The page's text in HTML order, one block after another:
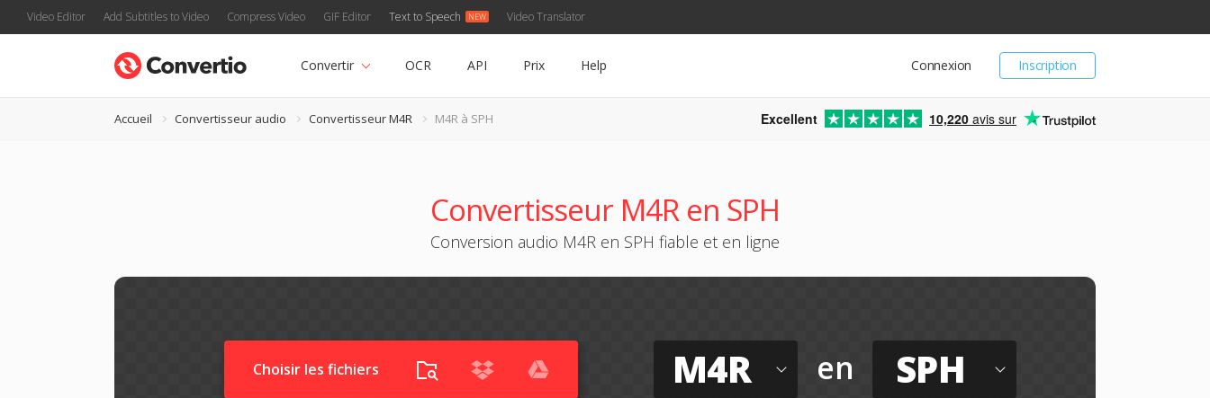
Video Editor Add Subtitles to Video Compress Video GIF Editor Text to Speech Video Translator
Inscription
Connexion
Convertir OCR API Prix Help
Accueil Convertisseur audio Convertisseur M4R M4R à SPH Excellent 10,220 avis sur
Convertisseur M4R en SPH
Conversion audio M4R en SPH fiable et en ligne
Choisir les fichiers M4R en SPH